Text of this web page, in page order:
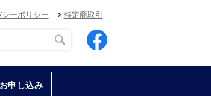
ーポリシー 特定商取引
申し込み